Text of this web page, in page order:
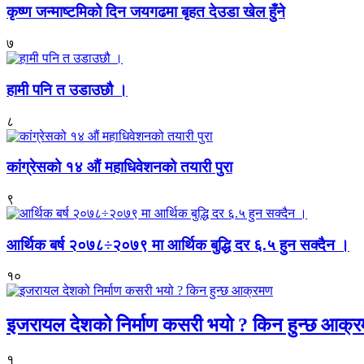
कृष्ण जन्माष्टमिको दिन जयगढमा बृहत देउडा खेल हुँने
७
हामी पनि त उडाउछौ ।
८
कांग्रेसको १४ औं महाधिवेशनको तयारी पुरा
९
आर्थिक बर्ष २०७८÷२०७९ मा आर्थिक बुद्धि दर ६.५ हुन सक्दैन ।
१०
इजरायल देशको निर्माण कसरी भयो ? किन हुन्छ
१